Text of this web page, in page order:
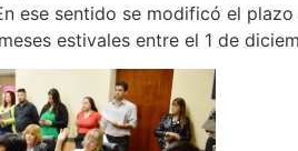
ese sentido se modificó el
estivales entre el 1 de